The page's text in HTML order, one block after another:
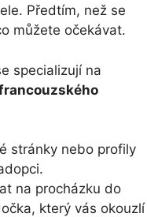
Předtím, než se
můžete očekávat.
specializují‍ na
stránky nebo ⁢profily
⁣na‍ procházku do
který vás okouzlí⁣